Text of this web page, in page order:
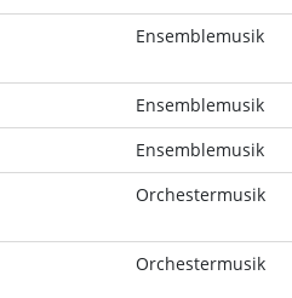
Ensemblemusik
Ensemblemusik
Ensemblemusik
Orchestermusik
Orchestermusik